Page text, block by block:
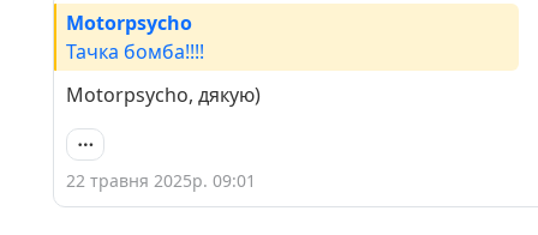
Motorpsycho
Тачка бомба!!!!
Motorpsycho, дякую)
22 травня 2025р. 09:01